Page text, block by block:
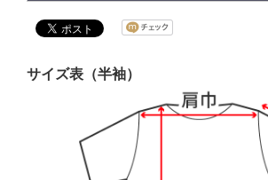
サイズ表（半袖）